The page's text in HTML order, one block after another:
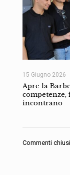
15 Giugno 2026
Apre la
incontrano
Commenti